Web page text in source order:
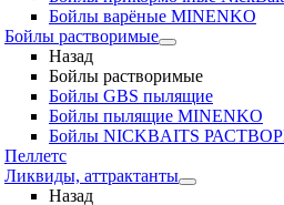
Бойлы варёные MINENKO
Бойлы растворимые
Назад
Бойлы растворимые
Бойлы GBS пылящие
Бойлы пылящие MINENKO
Бойлы NICKBAITS
Пеллетс
Ликвиды, аттрактанты
Назад